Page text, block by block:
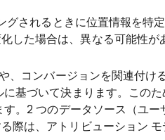
されるときに位置情報を特
した場合は、異なる可能性が
、コンバージョンを関連付け
基づいて決まります。このた
。2 つのデータソース（ユー
際は、アトリビューション